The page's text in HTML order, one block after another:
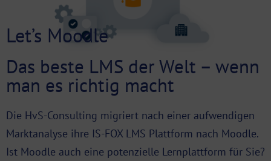
Let’s Moodle
Das beste LMS der Welt – wenn
man es richtig macht
Die HvS-Consulting migriert nach einer aufwendigen
Marktanalyse ihre IS-FOX LMS Plattform nach Moodle.
Ist Moodle auch eine potenzielle Lernplattform für Sie?